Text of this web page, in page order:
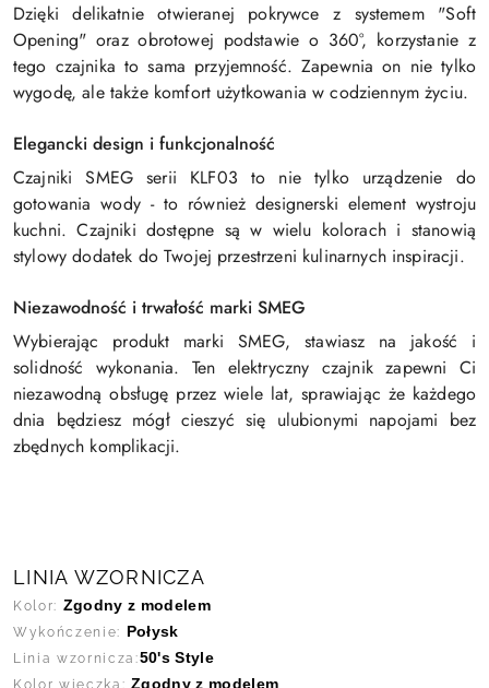
Dzięki delikatnie otwieranej pokrywce z systemem "Soft
Opening" oraz obrotowej podstawie o 360°, korzystanie z
tego czajnika to sama przyjemność. Zapewnia on nie tylko
wygodę, ale także komfort użytkowania w codziennym życiu.
Elegancki design i funkcjonalność
Czajniki SMEG serii KLF03 to nie tylko urządzenie do
gotowania wody - to również designerski element wystroju
kuchni. Czajniki dostępne są w wielu kolorach i stanowią
stylowy dodatek do Twojej przestrzeni kulinarnych inspiracji.
Niezawodność i trwałość marki SMEG
Wybierając produkt marki SMEG, stawiasz na jakość i
solidność wykonania. Ten elektryczny czajnik zapewni Ci
niezawodną obsługę przez wiele lat, sprawiając że każdego
dnia będziesz mógł cieszyć się ulubionymi napojami bez
zbędnych komplikacji.
LINIA WZORNICZA
Kolor: Zgodny z modelem
Wykończenie: Połysk
Linia wzornicza:50's Style
Kolor wieczka: Zgodny z modelem